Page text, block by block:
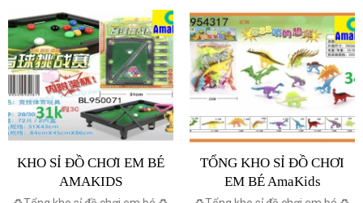
KHO SỈ ĐỒ CHƠI EM BÉ
AMAKIDS
TỔNG KHO SỈ ĐỒ CHƠI
EM BÉ AmaKids